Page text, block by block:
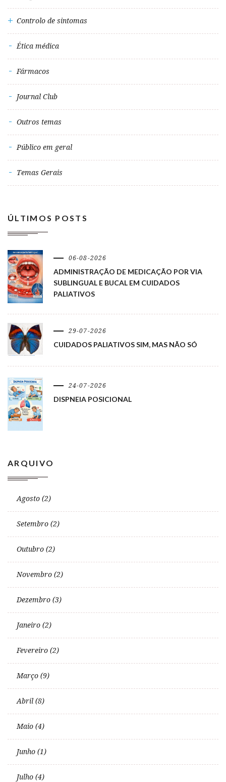
Controlo de sintomas
Ética médica
Fármacos
Journal Club
Outros temas
Público em geral
Temas Gerais
ÚLTIMOS POSTS
06-08-2026
ADMINISTRAÇÃO DE MEDICAÇÃO POR VIA
SUBLINGUAL E BUCAL EM CUIDADOS
PALIATIVOS
29-07-2026
CUIDADOS PALIATIVOS SIM, MAS NÃO SÓ
24-07-2026
DISPNEIA POSICIONAL
ARQUIVO
Agosto (2)
Setembro (2)
Outubro (2)
Novembro (2)
Dezembro (3)
Janeiro (2)
Fevereiro (2)
Março (9)
Abril (8)
Maio (4)
Junho (1)
Julho (4)